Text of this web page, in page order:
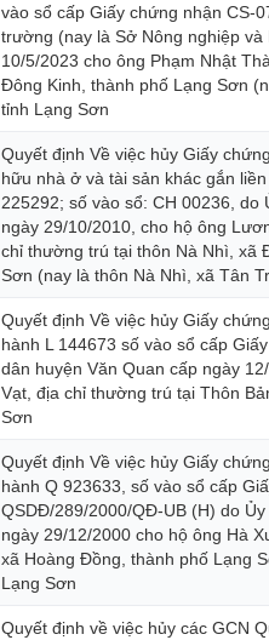
vào sổ cấp Giấy chứng nhận CS-
trường (nay là Sở Nông nghiệp
10/5/2023 cho ông Phạm Nhật
Đông Kinh, thành phố Lạng Sơn
tỉnh Lạng Sơn
Quyết định Về việc hủy Giấy
hữu nhà ở và tài sản khác gắn
225292; số vào sổ: CH 00236,
ngày 29/10/2010, cho hộ ông
chỉ thường trú tại thôn Nà Nhì, xã
Sơn (nay là thôn Nà Nhì, xã Tân
Quyết định Về việc hủy Giấy
hành L 144673 số vào sổ cấp
dân huyện Văn Quan cấp ngày
Vạt, địa chỉ thường trú tại Thôn
Sơn
Quyết định Về việc hủy Giấy
hành Q 923633, số vào sổ cấp
QSDĐ/289/2000/QĐ-UB (H) do
ngày 29/12/2000 cho hộ ông Hà
xã Hoàng Đồng, thành phố Lạng
Lạng Sơn
Quyết định về việc hủy các GCN